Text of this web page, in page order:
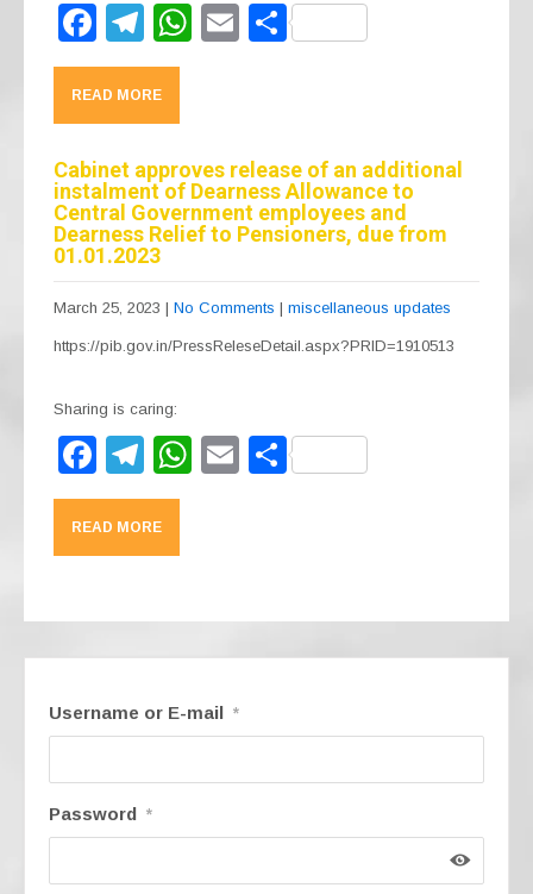
F
a
c
e
b
o
o
k
T
el
e
gr
a
m
W
A
p
p
E S
READ MORE
Cabinet approves release of an additional
instalment of Dearness Allowance to
Central Government employees and
Dearness Relief to Pensioners, due from
01.01.2023
March 25, 2023 | No Comments | miscellaneous updates
https://pib.gov.in/PressReleseDetail.aspx?PRID=1910513
Sharing is caring:
F
a
c
e
k
T
el
e
gr
W
E S
READ MORE
Username or E-mail *
Password *